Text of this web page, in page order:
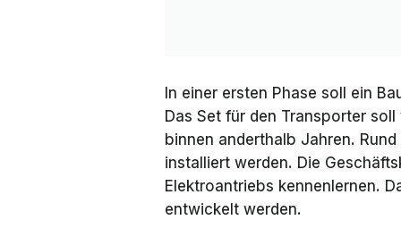
In einer ersten Phase soll ein
Das Set für den Transporter
binnen anderthalb Jahren.
installiert werden. Die
Elektroantriebs kennenlernen.
entwickelt werden.